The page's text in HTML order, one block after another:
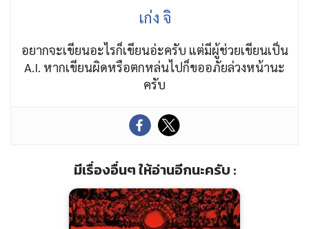
เก่ง จิ
อยากจะเขียนอะไรก็เขียนอ่ะครับ แต่มีผู้ช่วยเขียนเป็น
A.I. หากเขียนผิดหรือตกหล่นไปก็ขออภัยล่วงหน้านะ
ครับ
มีเรื่องอื่นๆ ให้อ่านอีกนะครับ :